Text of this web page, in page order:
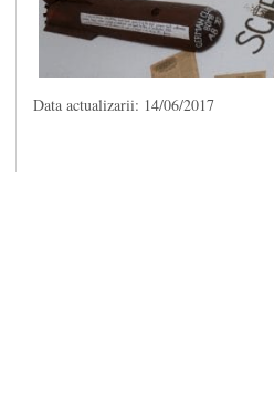
Data actualizarii: 14/06/2017